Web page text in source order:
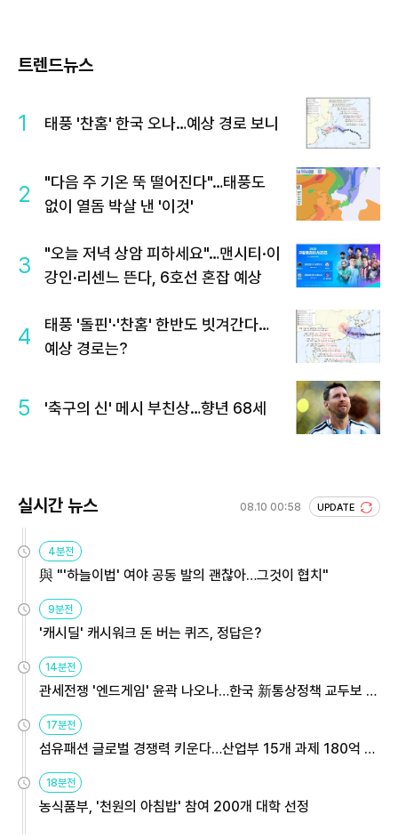
트렌드뉴스
1 태풍 '찬홈' 한국 오나…예상 경로 보니
2
"다음 주 기온 뚝 떨어진다"…태풍도
없이 열돔 박살 낸 '이것'
3
"오늘 저녁 상암 피하세요"…맨시티·이
강인·리센느 뜬다, 6호선 혼잡 예상
4
태풍 '돌핀'·'찬홈' 한반도 빗겨간다…
예상 경로는?
5 '축구의 신' 메시 부친상…향년 68세
실시간 뉴스 08.10 00:58 UPDATE
4분전
與 "'하늘이법' 여야 공동 발의 괜찮아…그것이 협치"
9분전
'캐시딜' 캐시워크 돈 버는 퀴즈, 정답은?
14분전
관세전쟁 '엔드게임' 윤곽 나오나…한국 新통상정책 교두보 활
용해야
17분전
섬유패션 글로벌 경쟁력 키운다…산업부 15개 과제 180억 지
원
18분전
농식품부, '천원의 아침밥' 참여 200개 대학 선정